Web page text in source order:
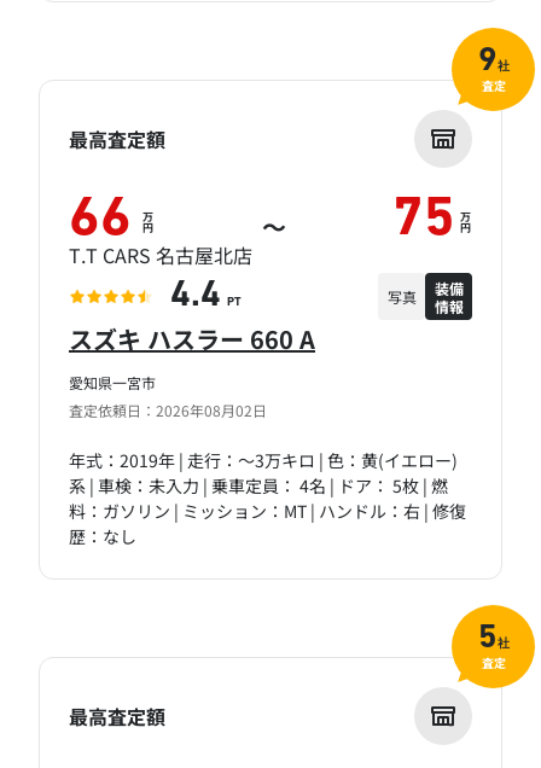
愛知県一宮市
査定依頼日：2026年08月02日
スズキ ハスラー 660 A
年式：2019年 | 走行：～3万キロ | 色：黄(イエロー)
系 | 車検：未入力 | 乗車定員： 4名 | ドア： 5枚 | 燃
料：ガソリン | ミッション：MT | ハンドル：右 | 修復
歴：なし
最高査定額
66 万
円 ～ 75 万
円
T.T CARS 名古屋北店
4.4 PT 写真
装備
情報
9社
査定
最高査定額
5社
査定